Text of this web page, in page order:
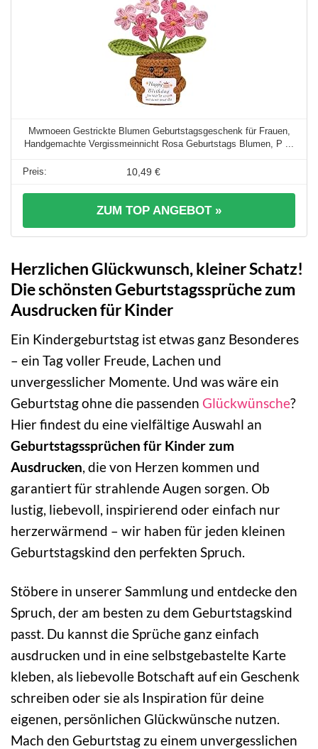
Mwmoeen Gestrickte Blumen Geburtstagsgeschenk für Frauen,
Handgemachte Vergissmeinnicht Rosa Geburtstags Blumen, P ...
10,49 €
ZUM TOP ANGEBOT »
Herzlichen Glückwunsch, kleiner Schatz!
Die schönsten Geburtstagssprüche zum
Ausdrucken für Kinder
Ein Kindergeburtstag ist etwas ganz Besonderes
– ein Tag voller Freude, Lachen und
unvergesslicher Momente. Und was wäre ein
Geburtstag ohne die passenden Glückwünsche?
Hier findest du eine vielfältige Auswahl an
Geburtstagssprüchen für Kinder zum
Ausdrucken, die von Herzen kommen und
garantiert für strahlende Augen sorgen. Ob
lustig, liebevoll, inspirierend oder einfach nur
herzerwärmend – wir haben für jeden kleinen
Geburtstagskind den perfekten Spruch.
Stöbere in unserer Sammlung und entdecke den
Spruch, der am besten zu dem Geburtstagskind
passt. Du kannst die Sprüche ganz einfach
ausdrucken und in eine selbstgebastelte Karte
kleben, als liebevolle Botschaft auf ein Geschenk
schreiben oder sie als Inspiration für deine
eigenen, persönlichen Glückwünsche nutzen.
Mach den Geburtstag zu einem unvergesslichen